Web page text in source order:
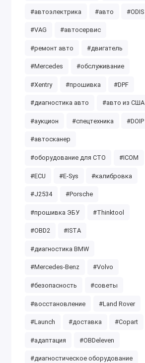
#автоэлектрика #авто #ODIS
#VAG #автосервис
#ремонт авто #двигатель
#Mercedes #обслуживание
#Xentry #прошивка #DPF
#диагностика авто #авто из США
#аукцион #спецтехника #DOIP
#автосканер
#оборудование для СТО #ICOM
#ECU #E-Sys #калибровка
#J2534 #Porsche
#прошивка ЭБУ #Thinktool
#OBD2 #ISTA
#диагностика BMW
#Mercedes-Benz #Volvo
#безопасность #советы
#восстановление #Land Rover
#Launch #доставка #Copart
#адаптация #OBDeleven
#диагностическое оборудование